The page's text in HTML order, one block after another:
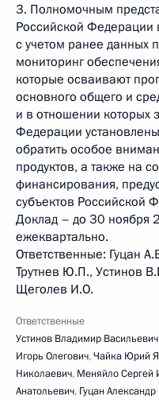
3. Полномочным
Российской Федерации
с учетом ранее данных
мониторинг
которые осваивают
основного общего и
и в отношении которых
Федерации
обратить особое
продуктов, а также на
финансирования,
субъектов Российской
Доклад – до 30 ноября
ежеквартально.
Ответственные: Гуцан
Трутнев Ю.П., Устинов
Щеголев И.О.
Ответственные
Устинов Владимир Васильевич
Игорь Олегович,Чайка Юрий
Николаевич, Меняйло Сергей
Анатольевич, Гуцан